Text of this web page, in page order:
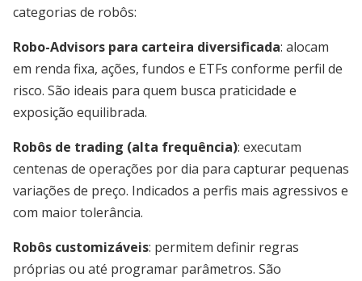
categorias de robôs:
Robo-Advisors para carteira diversificada: alocam
em renda fixa, ações, fundos e ETFs conforme perfil de
risco. São ideais para quem busca praticidade e
exposição equilibrada.
Robôs de trading (alta frequência): executam
centenas de operações por dia para capturar pequenas
variações de preço. Indicados a perfis mais agressivos e
com maior tolerância.
Robôs customizáveis: permitem definir regras
próprias ou até programar parâmetros. São